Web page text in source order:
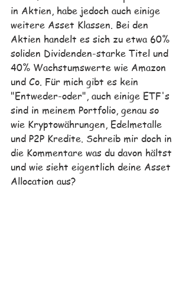
in Aktien, habe jedoch auch einige
weitere Asset Klassen. Bei den
Aktien handelt es sich zu etwa 60%
soliden Dividenden-starke Titel und
40% Wachstumswerte wie Amazon
und Co. Für mich gibt es kein
"Entweder-oder", auch einige ETF's
sind in meinem Portfolio, genau so
wie Kryptowährungen, Edelmetalle
und P2P Kredite. Schreib mir doch in
die Kommentare was du davon hältst
und wie sieht eigentlich deine Asset
Allocation aus?